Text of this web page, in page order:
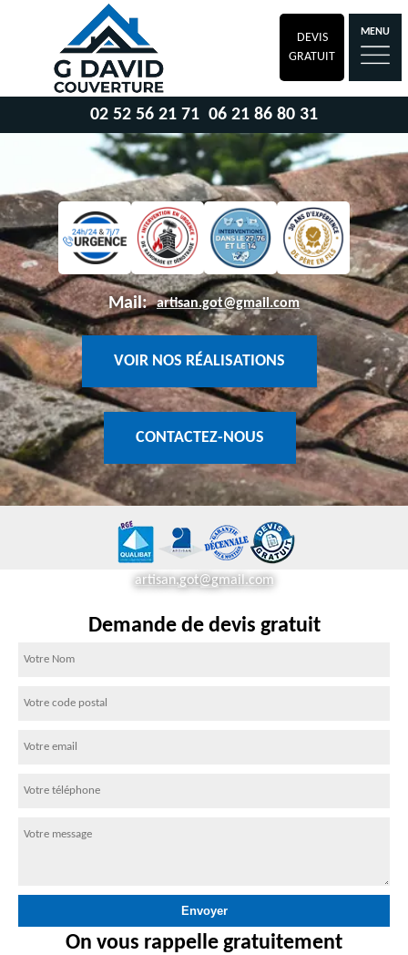
DEVIS
GRATUIT
MENU
02 52 56 21 71 06 21 86 80 31
Mail: artisan.got@gmail.com
VOIR NOS RÉALISATIONS
CONTACTEZ-NOUS
artisan.got@gmail.com
Demande de devis gratuit
On vous rappelle gratuitement